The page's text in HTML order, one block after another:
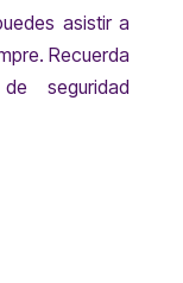
asistir a
Recuerda
seguridad